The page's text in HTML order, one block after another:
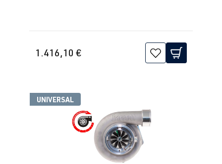
1.416,10 €
UNIVERSAL